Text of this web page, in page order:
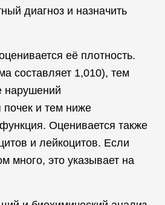
диагноз и назначить
её плотность.
составляет 1,010), тем
нарушений
и тем ниже
Оценивается также
и лейкоцитов. Если
много, это указывает на